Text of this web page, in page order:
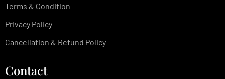
Terms & Condition
Privacy Policy
Cancellation & Refund Policy
Contact